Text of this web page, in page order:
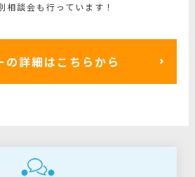
談会も行っています！
の詳細はこちらから